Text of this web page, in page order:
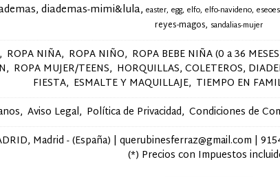
diademas-mimi&lula easter egg elfo elfo-navideno
reyes-magos sandalias-mujer
ROPA NIÑA ROPA NIÑO ROPA BEBE NIÑA (0 a 36
ROPA MUJER/TEENS HORQUILLAS, COLETEROS,
FIESTA ESMALTE Y MAQUILLAJE TIEMPO EN
Aviso Legal Política de Privacidad Condiciones de
Madrid - (España) | querubinesferraz@gmail.com |
(*) Precios con Impuestos